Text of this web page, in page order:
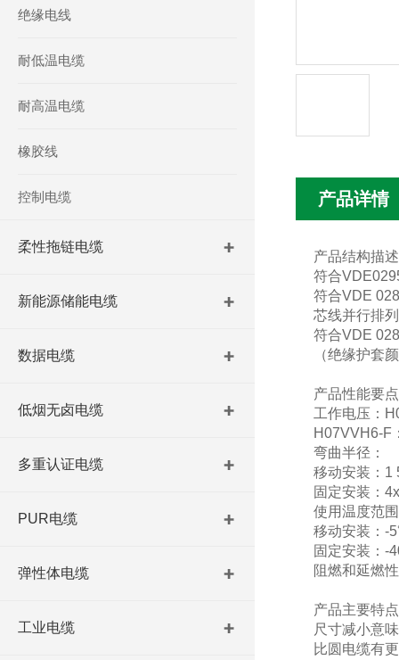
绝缘电线
耐低温电缆
耐高温电缆
橡胶线
控制电缆
柔性拖链电缆
新能源储能电缆
数据电缆
低烟无卤电缆
多重认证电缆
PUR电缆
弹性体电缆
工业电缆
产品详情
产品结构描
符合
符合VDE
芯线并行排列
符合VDE
（绝缘护套
产品性能要
工作电压：
H07VVH6-F
弯曲半径：
移动安装： 1
固定安装：
使用温度范
移动安装： -
固定安装： -
阻燃和延燃
产品主要特点
尺寸减小意
比圆电缆有